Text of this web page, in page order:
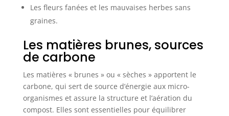
Les fleurs fanées et les mauvaises herbes sans
graines.
Les matières brunes, sources
de carbone
Les matières « brunes » ou « sèches » apportent le
carbone, qui sert de source d’énergie aux micro-
organismes et assure la structure et l’aération du
compost. Elles sont essentielles pour équilibrer